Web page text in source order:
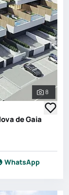
Ver
8
de Gaia
WhatsApp